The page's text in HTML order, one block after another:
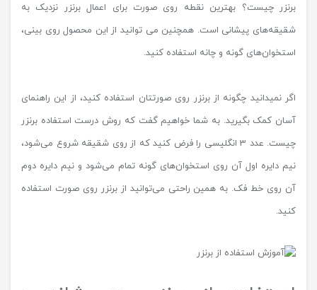
برنزر چیست؟ بهترین نقطه روی صورت برای اعمال برنزر نزدیک به
شقیقه‌های پیشانی است. همچنین می توانید از این محصول روی بینی،
استخوان‌های گونه و چانه استفاده کنید.
اگر نمیدانید چگونه از برنزر روی صورتتان استفاده کنید، از این راهنمای
آسان کمک بگیرید. به شما خواهیم گفت که روش درست استفاده برنزر
چیست. عدد 3 انگلیسی را فرض کنید که از روی شقیقه شروع می‌شود،
نیم دایره اول آن روی استخوان‌های گونه تمام می‌شود و نیم دایره دوم
آن روی خط فک. به همین راحتی می‌توانید از برنزر روی صورت استفاده
کنید.